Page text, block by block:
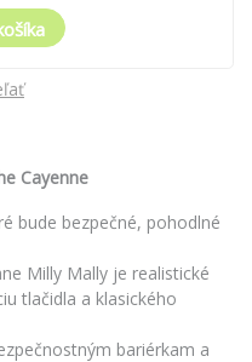
Cayenne
bude bezpečné, pohodlné
Milly Mally je realistické
tlačidla a klasického
bariérkam a